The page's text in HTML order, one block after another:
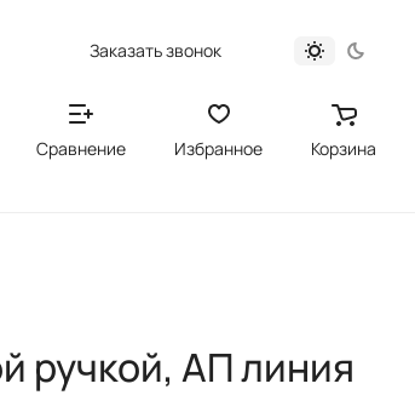
Заказать звонок
Сравнение Избранное Корзина
ручкой, АП линия